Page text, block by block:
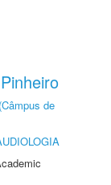
de